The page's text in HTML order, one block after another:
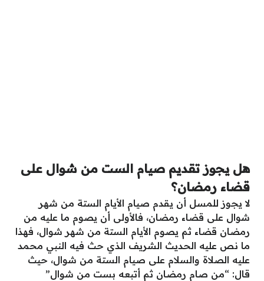
هل يجوز تقديم صيام الست من شوال على
قضاء رمضان؟
لا يجوز للمسل أن يقدم صيام الأيام الستة من شهر
شوال على قضاء رمضان، فالأولى أن يصوم ما عليه من
رمضان قضاء ثم يصوم الأيام الستة من شهر شوال، فهذا
ما نص عليه الحديث الشريف الذي حث فيه النبي محمد
عليه الصلاة والسلام على صيام الستة من شوال، حيث
قال: “من صام رمضان ثم أتبعه بست من شوال”